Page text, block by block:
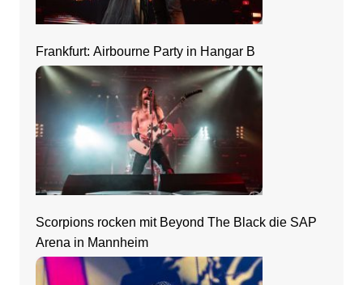
Frankfurt: Airbourne Party in Hangar B
Scorpions rocken mit Beyond The Black die SAP
Arena in Mannheim